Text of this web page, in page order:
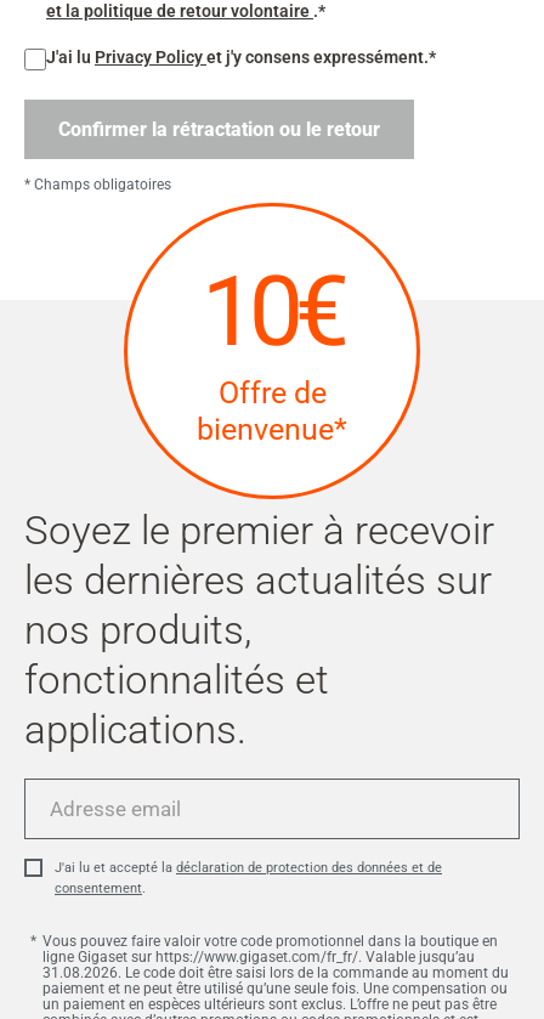
et la politique de retour volontaire .*
J'ai lu Privacy Policyet j'y consens expressément.*
Confirmer la rétractation ou le retour
* Champs obligatoires
10€
Offre de
bienvenue*
Soyez le premier à recevoir
les dernières actualités sur
nos produits,
fonctionnalités et
applications.
email
J'ai lu et accepté la déclaration de protection des données et de
consentement.
Vous pouvez faire valoir votre code promotionnel dans la boutique en
ligne Gigaset sur https://www.gigaset.com/fr_fr/. Valable jusqu’au
31.08.2026. Le code doit être saisi lors de la commande au moment du
paiement et ne peut être utilisé qu’une seule fois. Une compensation ou
un paiement en espèces ultérieurs sont exclus. L’offre ne peut pas être